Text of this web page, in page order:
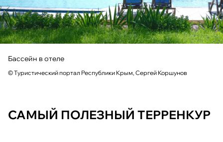
Бассейн в отеле
© Туристический портал Республики Крым, Сергей Коршунов
САМЫЙ ПОЛЕЗНЫЙ ТЕРРЕНКУР